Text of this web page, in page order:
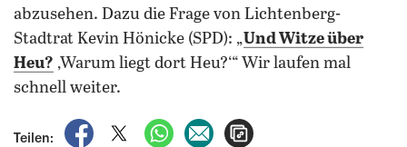
abzusehen. Dazu die Frage von Lichtenberg-
Stadtrat Kevin Hönicke (SPD): „Und Witze über
Heu? ‚Warum liegt dort Heu?‘“ Wir laufen mal
schnell weiter.
Teilen:
auf Facebook teilen
auf X teilenper WhatsApp teilen
per E-Mail teilen